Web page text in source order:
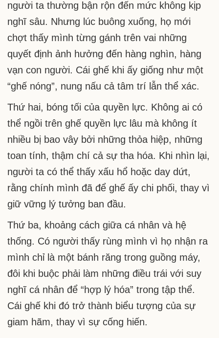
người ta thường bận rộn đến mức không kịp
nghĩ sâu. Nhưng lúc buông xuống, họ mới
chợt thấy mình từng gánh trên vai những
quyết định ảnh hưởng đến hàng nghìn, hàng
vạn con người. Cái ghế khi ấy giống như một
“ghế nóng”, nung nấu cả tâm trí lẫn thể xác.
Thứ hai, bóng tối của quyền lực. Không ai có
thể ngồi trên ghế quyền lực lâu mà không ít
nhiều bị bao vây bởi những thỏa hiệp, những
toan tính, thậm chí cả sự tha hóa. Khi nhìn lại,
người ta có thể thấy xấu hổ hoặc day dứt,
rằng chính mình đã để ghế ấy chi phối, thay vì
giữ vững lý tưởng ban đầu.
Thứ ba, khoảng cách giữa cá nhân và hệ
thống. Có người thấy rùng mình vì họ nhận ra
mình chỉ là một bánh răng trong guồng máy,
đôi khi buộc phải làm những điều trái với suy
nghĩ cá nhân để “hợp lý hóa” trong tập thể.
Cái ghế khi đó trở thành biểu tượng của sự
giam hãm, thay vì sự cống hiến.